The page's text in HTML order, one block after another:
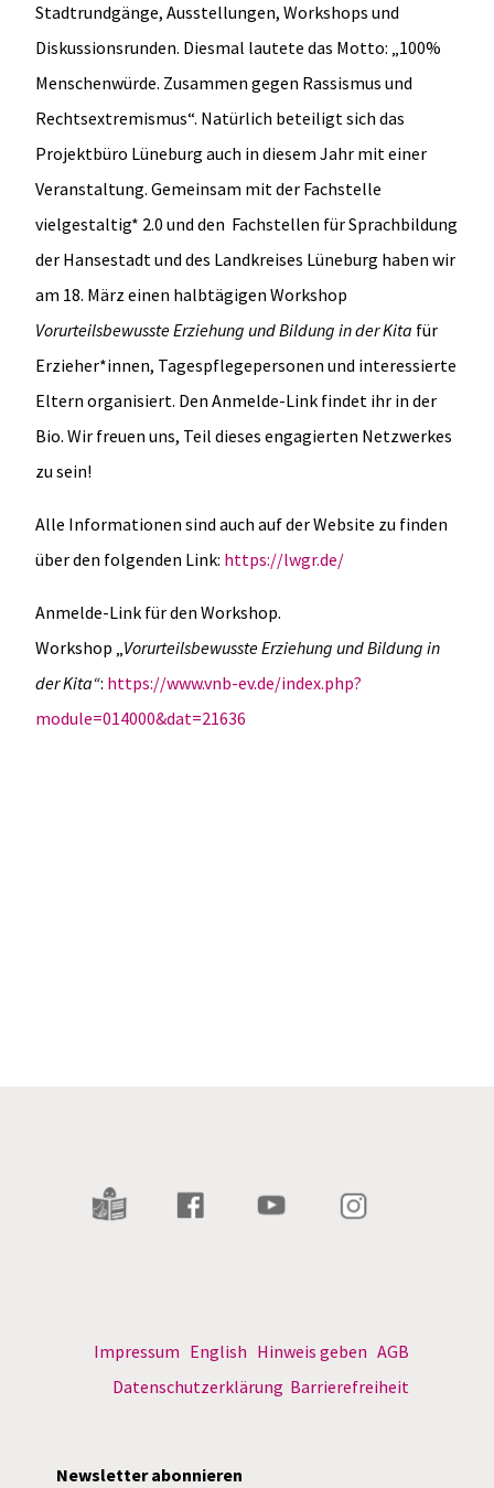
Stadtrundgänge, Ausstellungen, Workshops und
Diskussionsrunden. Diesmal lautete das Motto: „100%
Menschenwürde. Zusammen gegen Rassismus und
Rechtsextremismus“. Natürlich beteiligt sich das
Projektbüro Lüneburg auch in diesem Jahr mit einer
Veranstaltung. Gemeinsam mit der Fachstelle
vielgestaltig* 2.0 und den Fachstellen für Sprachbildung
der Hansestadt und des Landkreises Lüneburg haben wir
am 18. März einen halbtägigen Workshop
Vorurteilsbewusste Erziehung und Bildung in der Kita für
Erzieher*innen, Tagespflegepersonen und interessierte
Eltern organisiert. Den Anmelde-Link findet ihr in der
Bio. Wir freuen uns, Teil dieses engagierten Netzwerkes
zu sein!
Alle Informationen sind auch auf der Website zu finden
über den folgenden Link: https://lwgr.de/
Anmelde-Link für den Workshop.
Workshop „Vorurteilsbewusste Erziehung und Bildung in
der Kita“: https://www.vnb-ev.de/index.php?
module=014000&dat=21636
Impressum English Hinweis geben AGB
Datenschutzerklärung Barrierefreiheit
Newsletter abonnieren